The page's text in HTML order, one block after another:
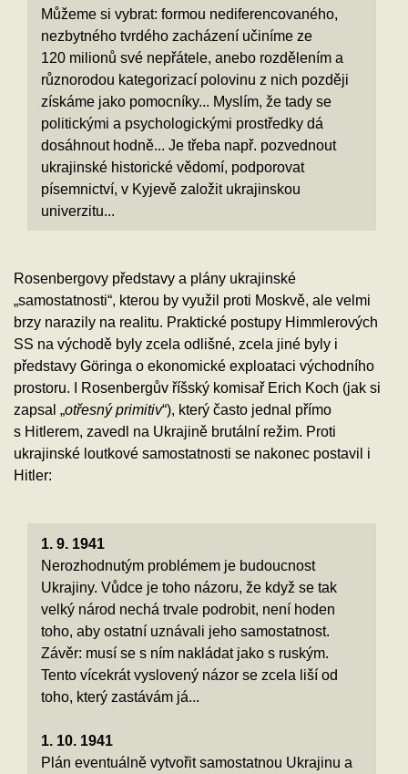
Můžeme si vybrat: formou nediferencovaného,
nezbytného tvrdého zacházení učiníme ze
120 milionů své nepřátele, anebo rozdělením a
různorodou kategorizací polovinu z nich později
získáme jako pomocníky... Myslím, že tady se
politickými a psychologickými prostředky dá
dosáhnout hodně... Je třeba např. pozvednout
ukrajinské historické vědomí, podporovat
písemnictví, v Kyjevě založit ukrajinskou
univerzitu...
Rosenbergovy představy a plány ukrajinské
„samostatnosti“, kterou by využil proti Moskvě, ale velmi
brzy narazily na realitu. Praktické postupy Himmlerových
SS na východě byly zcela odlišné, zcela jiné byly i
představy Göringa o ekonomické exploataci východního
prostoru. I Rosenbergův říšský komisař Erich Koch (jak si
zapsal „otřesný primitiv“), který často jednal přímo
s Hitlerem, zavedl na Ukrajině brutální režim. Proti
ukrajinské loutkové samostatnosti se nakonec postavil i
Hitler:
1. 9. 1941
Nerozhodnutým problémem je budoucnost
Ukrajiny. Vůdce je toho názoru, že když se tak
velký národ nechá trvale podrobit, není hoden
toho, aby ostatní uznávali jeho samostatnost.
Závěr: musí se s ním nakládat jako s ruským.
Tento vícekrát vyslovený názor se zcela liší od
toho, který zastávám já...
1. 10. 1941
Plán eventuálně vytvořit samostatnou Ukrajinu a